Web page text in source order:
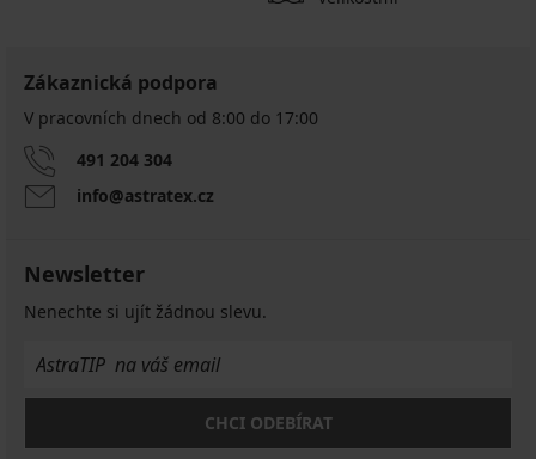
Zákaznická podpora
V pracovních dnech od 8:00 do 17:00
491 204 304
info@astratex.cz
Newsletter
Nenechte si ujít žádnou slevu.
CHCI ODEBÍRAT